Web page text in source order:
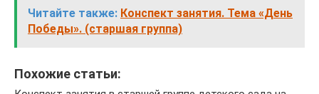
Читайте также: Конспект занятия. Тема «День
Победы». (старшая группа)
Похожие статьи: